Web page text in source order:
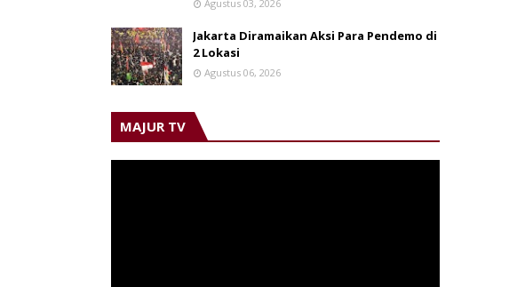
Agustus 03, 2026
Jakarta Diramaikan Aksi Para Pendemo di
2 Lokasi
Agustus 06, 2026
MAJUR TV